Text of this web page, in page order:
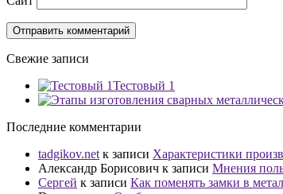
Свежие записи
Тестовый 1
Последние комментарии
tadgikov.net к записи Характеристики
Александр Борисович к записи Мнения
Сергей к записи Как поменять замки в